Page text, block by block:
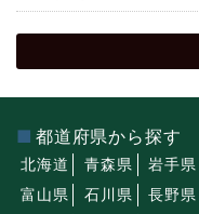
都道府県から探す
北海道 青森県 岩手県
富山県
石川県 長野県